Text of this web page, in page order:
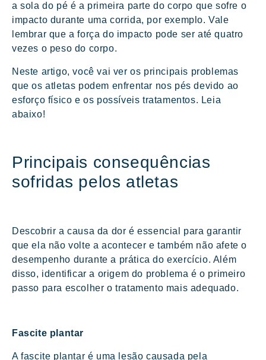
a sola do pé é a primeira parte do corpo que sofre o
impacto durante uma corrida, por exemplo. Vale
lembrar que a força do impacto pode ser até quatro
vezes o peso do corpo.
Neste artigo, você vai ver os principais problemas
que os atletas podem enfrentar nos pés devido ao
esforço físico e os possíveis tratamentos. Leia
abaixo!
Principais consequências
sofridas pelos atletas
Descobrir a causa da dor é essencial para garantir
que ela não volte a acontecer e também não afete o
desempenho durante a prática do exercício. Além
disso, identificar a origem do problema é o primeiro
passo para escolher o tratamento mais adequado.
Fascite plantar
A fascite plantar é uma lesão causada pela